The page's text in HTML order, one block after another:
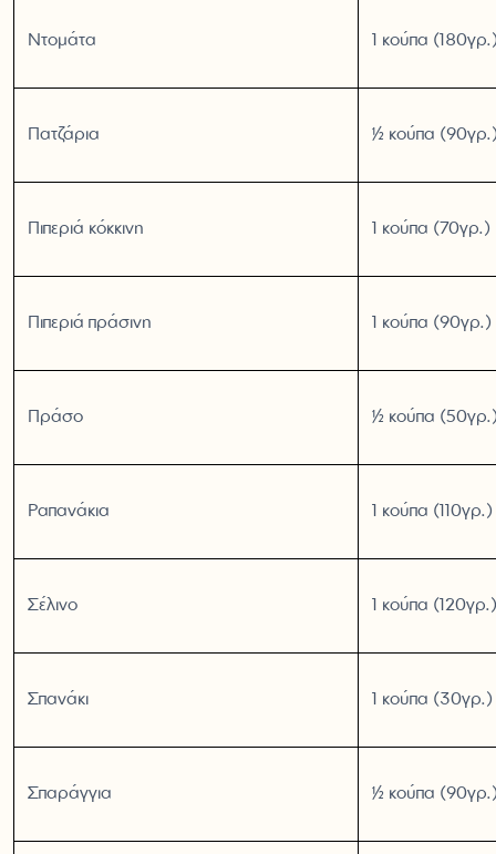
Ντομάτα 1 κούπα
Πατζάρια ½ κούπα
Πιπεριά κόκκινη 1 κούπα (70γρ.)
Πιπεριά πράσινη 1 κούπα (90γρ.)
Πράσο ½ κούπα
Ραπανάκια 1 κούπα (110γρ.)
Σέλινο 1 κούπα (120γρ.)
Σπανάκι 1 κούπα (30γρ.)
Σπαράγγια ½ κούπα